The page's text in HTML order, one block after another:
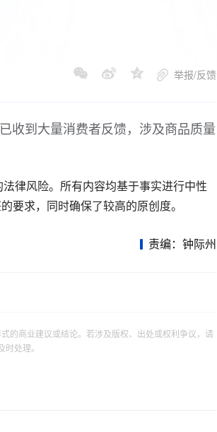
举报/反馈
收到大量消费者反馈，涉及商品质量
律风险。所有内容均基于事实进行中性
要求，同时确保了较高的原创度。
责编：钟际州
的商业建议或结论。若涉及版权、出处或权利争议，请
处理。